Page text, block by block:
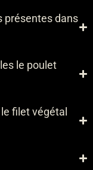
présentes dans
le poulet
filet végétal